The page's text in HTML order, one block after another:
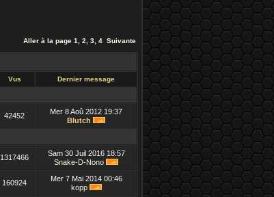
Aller à la page 1 2 3 4 Suivante
Vus Dernier message
42452
Mer 8 Aoû 2012 19:37
Blutch
1317466
Sam 30 Juil 2016 18:57
Snake-D-Nono
160924
Mer 7 Mai 2014 00:46
kopp